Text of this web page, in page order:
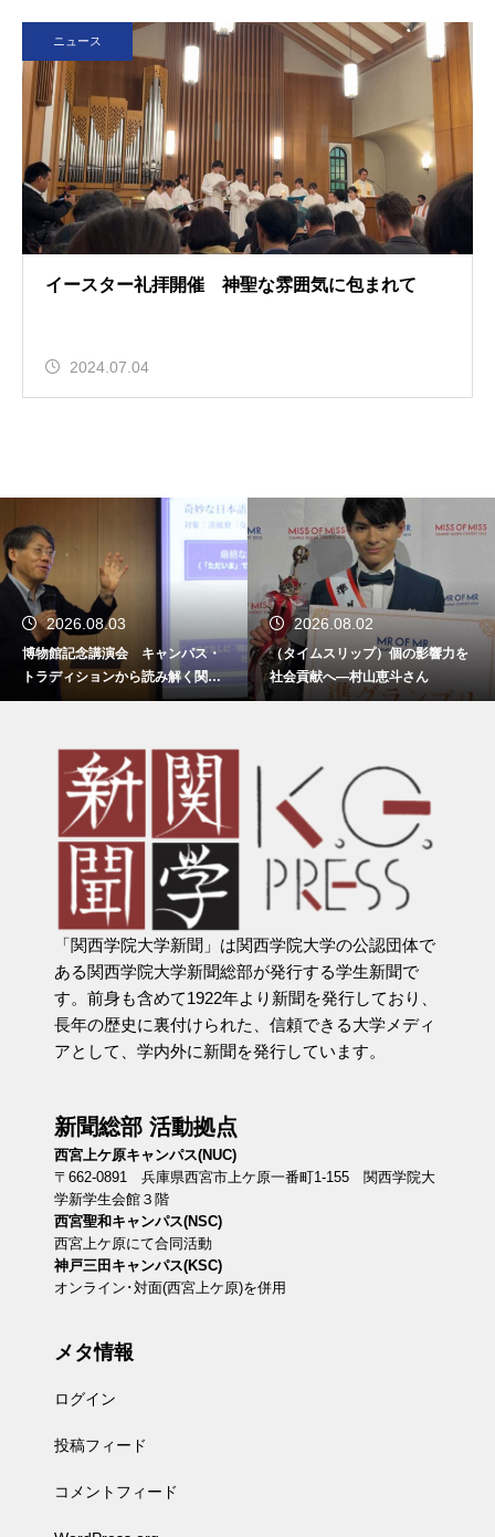
ニュース
イースター礼拝開催 神聖な雰囲気に包まれて
2024.07.04
2026.08.03
博物館記念講演会 キャンパス・
トラディションから読み解く関西
学院
2026.08.02
（タイムスリップ）個の影響力を
社会貢献へ―村山恵斗さん
「関西学院大学新聞」は関西学院大学の公認団体で
ある関西学院大学新聞総部が発行する学生新聞で
す。前身も含めて1922年より新聞を発行しており、
長年の歴史に裏付けられた、信頼できる大学メディ
アとして、学内外に新聞を発行しています。
新聞総部 活動拠点
西宮上ケ原キャンパス(NUC)
〒662-0891 兵庫県西宮市上ケ原一番町1-155 関西学院大
学新学生会館３階
西宮聖和キャンパス(NSC)
西宮上ケ原にて合同活動
神戸三田キャンパス(KSC)
オンライン･対面(西宮上ケ原)を併用
メタ情報
ログイン
投稿フィード
コメントフィード